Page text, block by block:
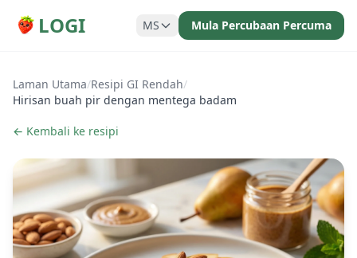
LOGI MS Mula Percubaan Percuma
Laman Utama/Resipi GI Rendah/
Hirisan buah pir dengan mentega badam
← Kembali ke resipi